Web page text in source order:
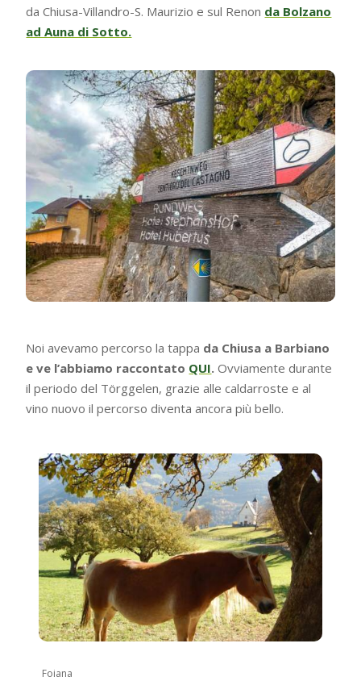
da Chiusa-Villandro-S. Maurizio e sul Renon da Bolzano
ad Auna di Sotto.
Noi avevamo percorso la tappa da Chiusa a Barbiano
e ve l’abbiamo raccontato QUI. Ovviamente durante
il periodo del Törggelen, grazie alle caldarroste e al
vino nuovo il percorso diventa ancora più bello.
Foiana